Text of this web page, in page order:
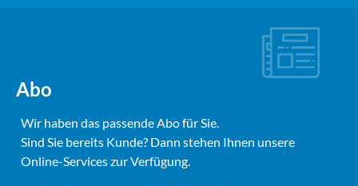
Abo
Wir haben das passende Abo für Sie.
Sind Sie bereits Kunde? Dann stehen Ihnen unsere
Online-Services zur Verfügung.